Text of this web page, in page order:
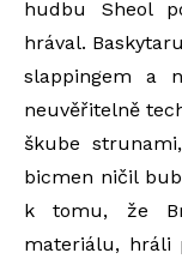
hudbu Sheol
hrával.
slappingem a
neuvěřitelně
škube
bicmen ničil
k tomu, že
materiálu, hráli